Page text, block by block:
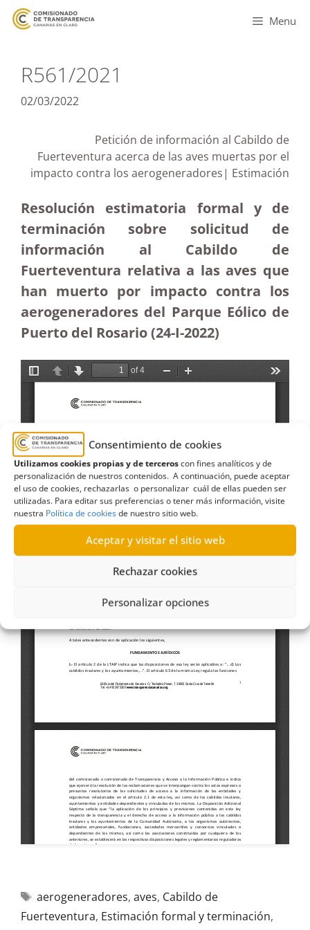
Consentimiento de cookies
Utilizamos cookies propias y de terceroscon fines analíticos y de
personalización de nuestros contenidos. A continuación, puede aceptar
el uso de cookies, rechazarlas o personalizar cuál de ellas pueden ser
utilizadas. Para editar sus preferencias o tener más información, visite
nuestra Política de cookiesde nuestro sitio web.
Aceptar y visitar el sitio web
Rechazar cookies
Personalizar opciones
Menu
R561/2021
02/03/2022
Petición de información al Cabildo de
Fuerteventura acerca de las aves muertas por el
impacto contra los aerogeneradores| Estimación
Resolución estimatoria formal y de
terminación sobre solicitud de
información al Cabildo de
Fuerteventura relativa a las aves que
han muerto por impacto contra los
aerogeneradores del Parque Eólico de
Puerto del Rosario (24-I-2022)
aerogeneradores, aves, Cabildo de
Fuerteventura, Estimación formal y terminación,